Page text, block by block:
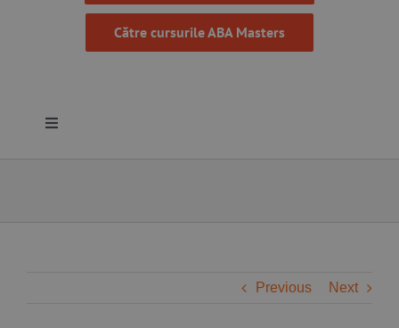
Către cursurile ABA Masters
Toggle
Previous Next